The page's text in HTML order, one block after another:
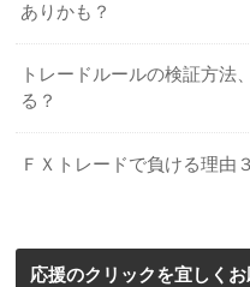
ありかも？
トレードルールの検証方法
る？
ＦＸトレードで負ける理由
応援のクリックを宜しく